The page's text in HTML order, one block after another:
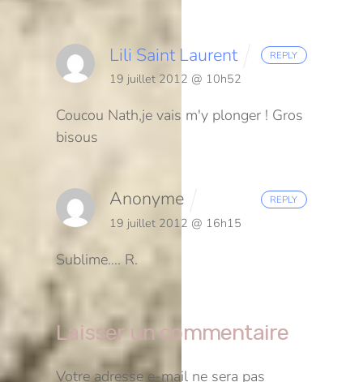
Lili Saint Laurent
19 juillet 2012 @ 10h52
Coucou Nath,je vais m'y plonger ! Gros
bisous
REPLY
Anonyme
19 juillet 2012 @ 16h15
Sublime…. R.
REPLY
Laisser un commentaire
Votre adresse e-mail ne sera pas